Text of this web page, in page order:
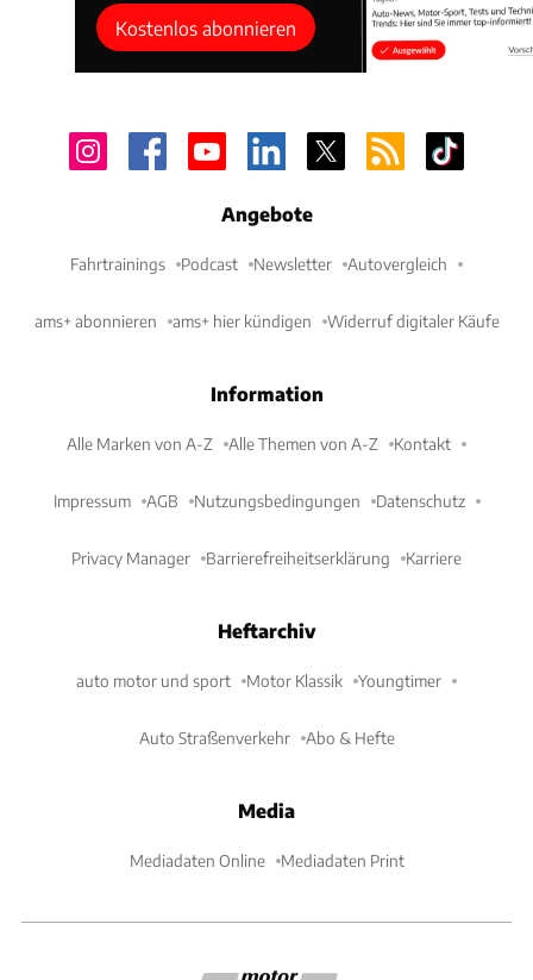
Kostenlos abonnieren
Angebote
Fahrtrainings Podcast Newsletter Autovergleich
ams+ abonnieren ams+ hier kündigen Widerruf digitaler Käufe
Information
Alle Marken von A-Z Alle Themen von A-Z Kontakt
Impressum AGB Nutzungsbedingungen Datenschutz
Privacy Manager Barrierefreiheitserklärung Karriere
Heftarchiv
auto motor und sport Motor Klassik Youngtimer
Auto Straßenverkehr Abo & Hefte
Media
Mediadaten Online Mediadaten Print